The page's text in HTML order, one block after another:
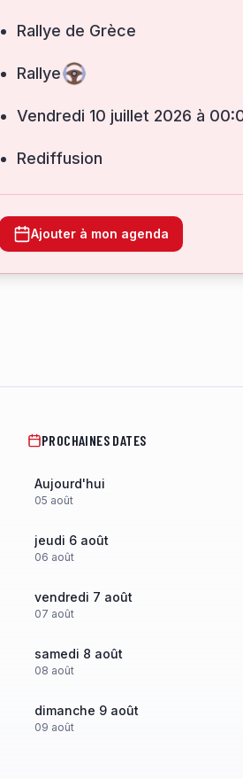
Rallye de Grèce
Rallye
vendredi 10 juillet 2026 à
Rediffusion
Ajouter à mon agenda
PROCHAINES DATES
Aujourd'hui
05 août
jeudi 6 août
06 août
vendredi 7 août
07 août
samedi 8 août
08 août
dimanche 9 août
09 août